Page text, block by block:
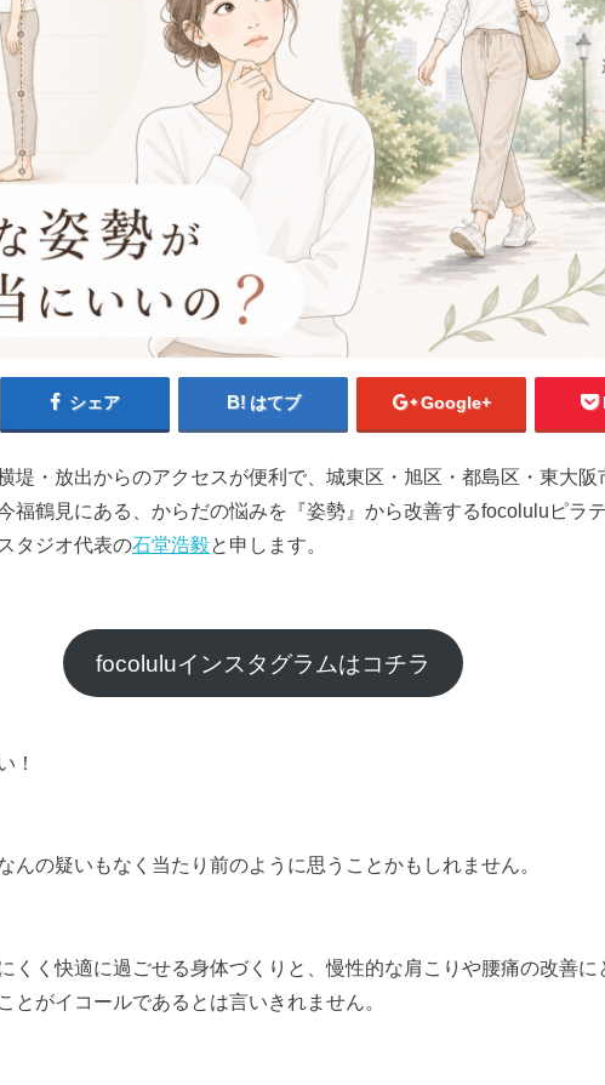
シェア はてブ Google+
堤・放出からのアクセスが便利で、城東区・旭区・都島区・東大阪
福鶴見にある、からだの悩みを『姿勢』から改善するfocoluluピラ
タジオ代表の石堂浩毅と申します。
focoluluインスタグラムはコチラ
！
んの疑いもなく当たり前のように思うことかもしれません。
くく快適に過ごせる身体づくりと、慢性的な肩こりや腰痛の改善に
とがイコールであるとは言いきれません。